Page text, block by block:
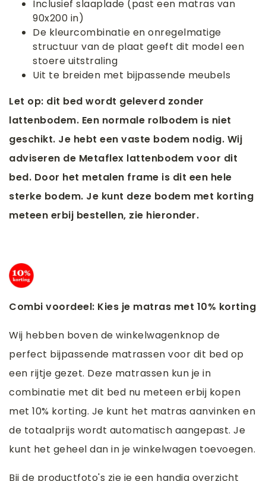
Inclusief slaaplade (past een matras van
90x200 in)
De kleurcombinatie en onregelmatige
structuur van de plaat geeft dit model een
stoere uitstraling
Uit te breiden met bijpassende meubels
Let op: dit bed wordt geleverd zonder
lattenbodem. Een normale rolbodem is niet
geschikt. Je hebt een vaste bodem nodig. Wij
adviseren de Metaflex lattenbodem voor dit
bed. Door het metalen frame is dit een hele
sterke bodem. Je kunt deze bodem met korting
meteen erbij bestellen, zie hieronder.
Combi voordeel: Kies je matras met 10% korting
Wij hebben boven de winkelwagenknop de
perfect bijpassende matrassen voor dit bed op
een rijtje gezet. Deze matrassen kun je in
combinatie met dit bed nu meteen erbij kopen
met 10% korting. Je kunt het matras aanvinken en
de totaalprijs wordt automatisch aangepast. Je
kunt het geheel dan in je winkelwagen toevoegen.
Bij de productfoto's zie je een handig overzicht